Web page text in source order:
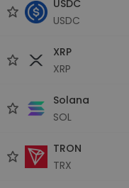
USDC
USDC
XRP
XRP
Solana
SOL
TRON
TRX